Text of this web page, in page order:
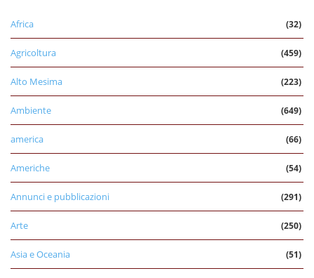
Africa (32)
Agricoltura (459)
Alto Mesima (223)
Ambiente (649)
america (66)
Americhe (54)
Annunci e pubblicazioni (291)
Arte (250)
Asia e Oceania (51)